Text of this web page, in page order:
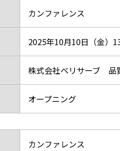
カンファレンス
2025年10月10日（金）
株式会社ベリサーブ 品
オープニング
カンファレンス